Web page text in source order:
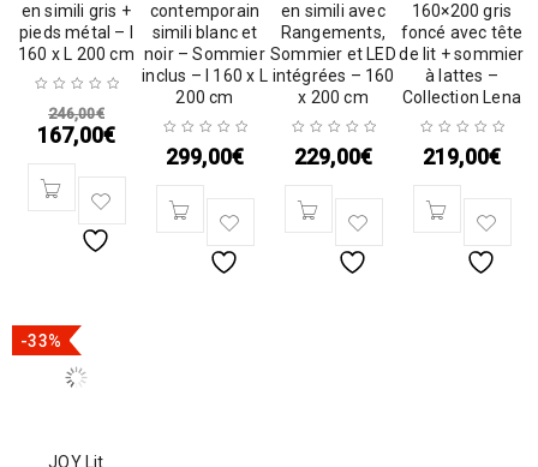
en simili gris +
pieds métal – l
160 x L 200 cm
246,00€
167,00€
contemporain
simili blanc et
noir – Sommier
inclus – l 160 x L
200 cm
299,00€
en simili avec
Rangements,
Sommier et LED
intégrées – 160
x 200 cm
229,00€
160×200 gris
foncé avec tête
de lit + sommier
à lattes –
Collection Lena
219,00€
-33%
JOY Lit